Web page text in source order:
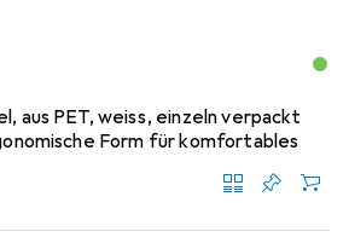
aus PET, weiss, einzeln verpackt
Form für komfortables